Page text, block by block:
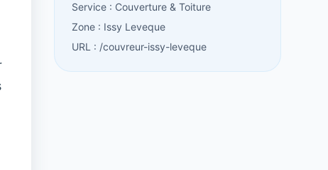
Service : Couverture & Toiture
Zone : Issy Leveque
URL : /couvreur-issy-leveque